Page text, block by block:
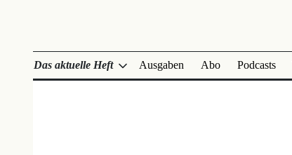
Das aktuelle Heft Ausgaben Abo Podcasts